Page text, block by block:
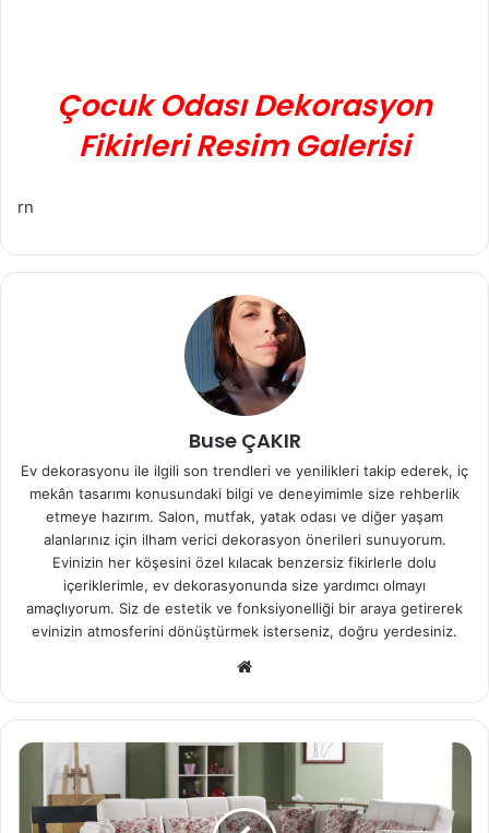
Çocuk Odası Dekorasyon
Fikirleri Resim Galerisi
rn
Buse ÇAKIR
Ev dekorasyonu ile ilgili son trendleri ve yenilikleri takip ederek, iç
mekân tasarımı konusundaki bilgi ve deneyimimle size rehberlik
etmeye hazırım. Salon, mutfak, yatak odası ve diğer yaşam
alanlarınız için ilham verici dekorasyon önerileri sunuyorum.
Evinizin her köşesini özel kılacak benzersiz fikirlerle dolu
içeriklerimle, ev dekorasyonunda size yardımcı olmayı
amaçlıyorum. Siz de estetik ve fonksiyonelliği bir araya getirerek
evinizin atmosferini dönüştürmek isterseniz, doğru yerdesiniz.
sit
esi